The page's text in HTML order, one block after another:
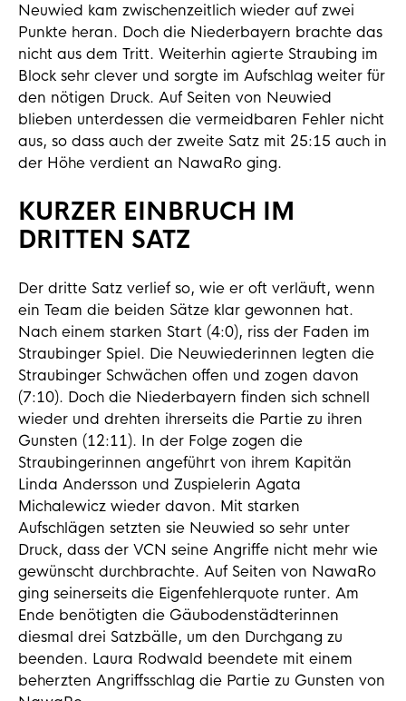
Neuwied kam zwischenzeitlich wieder auf zwei
Punkte heran. Doch die Niederbayern brachte das
nicht aus dem Tritt. Weiterhin agierte Straubing im
Block sehr clever und sorgte im Aufschlag weiter für
den nötigen Druck. Auf Seiten von Neuwied
blieben unterdessen die vermeidbaren Fehler nicht
aus, so dass auch der zweite Satz mit 25:15 auch in
der Höhe verdient an NawaRo ging.
KURZER EINBRUCH IM
DRITTEN SATZ
Der dritte Satz verlief so, wie er oft verläuft, wenn
ein Team die beiden Sätze klar gewonnen hat.
Nach einem starken Start (4:0), riss der Faden im
Straubinger Spiel. Die Neuwiederinnen legten die
Straubinger Schwächen offen und zogen davon
(7:10). Doch die Niederbayern finden sich schnell
wieder und drehten ihrerseits die Partie zu ihren
Gunsten (12:11). In der Folge zogen die
Straubingerinnen angeführt von ihrem Kapitän
Linda Andersson und Zuspielerin Agata
Michalewicz wieder davon. Mit starken
Aufschlägen setzten sie Neuwied so sehr unter
Druck, dass der VCN seine Angriffe nicht mehr wie
gewünscht durchbrachte. Auf Seiten von NawaRo
ging seinerseits die Eigenfehlerquote runter. Am
Ende benötigten die Gäubodenstädterinnen
diesmal drei Satzbälle, um den Durchgang zu
beenden. Laura Rodwald beendete mit einem
beherzten Angriffsschlag die Partie zu Gunsten von